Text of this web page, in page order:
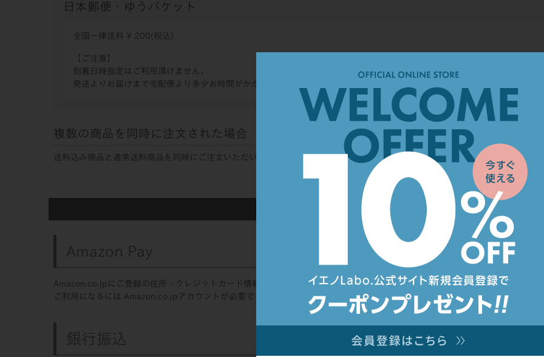
日本郵便・ゆうパケット
全国一律送料 ¥ 200(税込)
【ご注意】
到着日時指定はご利用頂けません。
発送よりお届けまで宅配便より多少お時間がかかってしまいますので予めご了承くださいませ。
複数の商品を同時に注文された場合
送料込み商品と通常送料商品を同時にご注文いただいた場合、送料込み商品と同梱計算を行うため、送料は0円になります。
お支払い方法について
Amazon Pay
Amazon.co.jpにご登録の住所・クレジットカード情報を利用してご注文いただけます。
ご利用になるには Amazon.co.jpアカウントが必要です。
銀行振込